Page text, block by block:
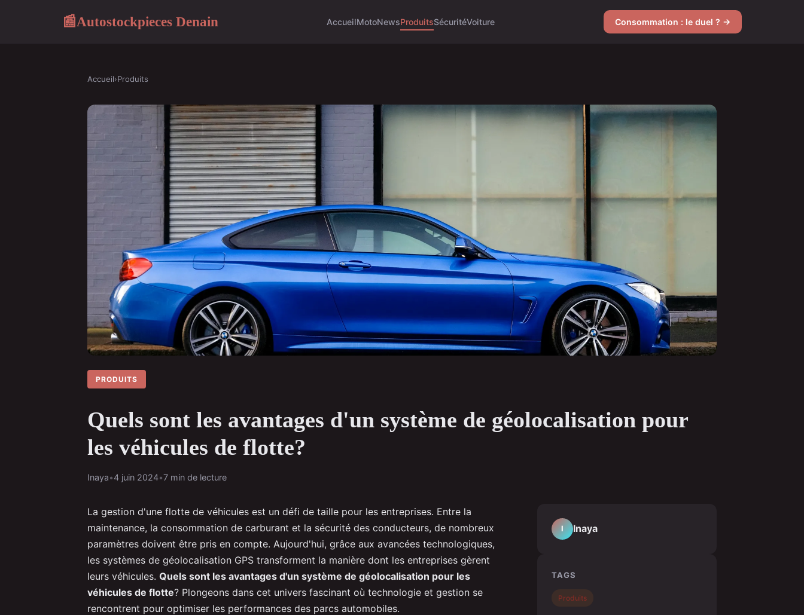
📰Autostockpieces Denain AccueilMotoNewsProduitsSécuritéVoiture Consommation : le duel ? →
Accueil›Produits
PRODUITS
Quels sont les avantages d'un système de géolocalisation pour
les véhicules de flotte?
Inaya•4 juin 2024•7 min de lecture
La gestion d'une flotte de véhicules est un défi de taille pour les entreprises. Entre la
maintenance, la consommation de carburant et la sécurité des conducteurs, de nombreux
paramètres doivent être pris en compte. Aujourd'hui, grâce aux avancées technologiques,
les systèmes de géolocalisation GPS transforment la manière dont les entreprises gèrent
leurs véhicules. Quels sont les avantages d'un système de géolocalisation pour les
véhicules de flotte? Plongeons dans cet univers fascinant où technologie et gestion se
rencontrent pour optimiser les performances des parcs automobiles.
I Inaya
TAGS
Produits